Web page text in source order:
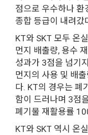
점으로 우수하나
종합 등급이 내려갔
KT와 SKT 모두 온
먼지 배출량, 용수
성과가 3점을 넘기
먼지의 사용 및 배
다. KT의 경우는 폐
함이 드러나며 3점
폐기물 재활용률
KT와 SKT 역시 온